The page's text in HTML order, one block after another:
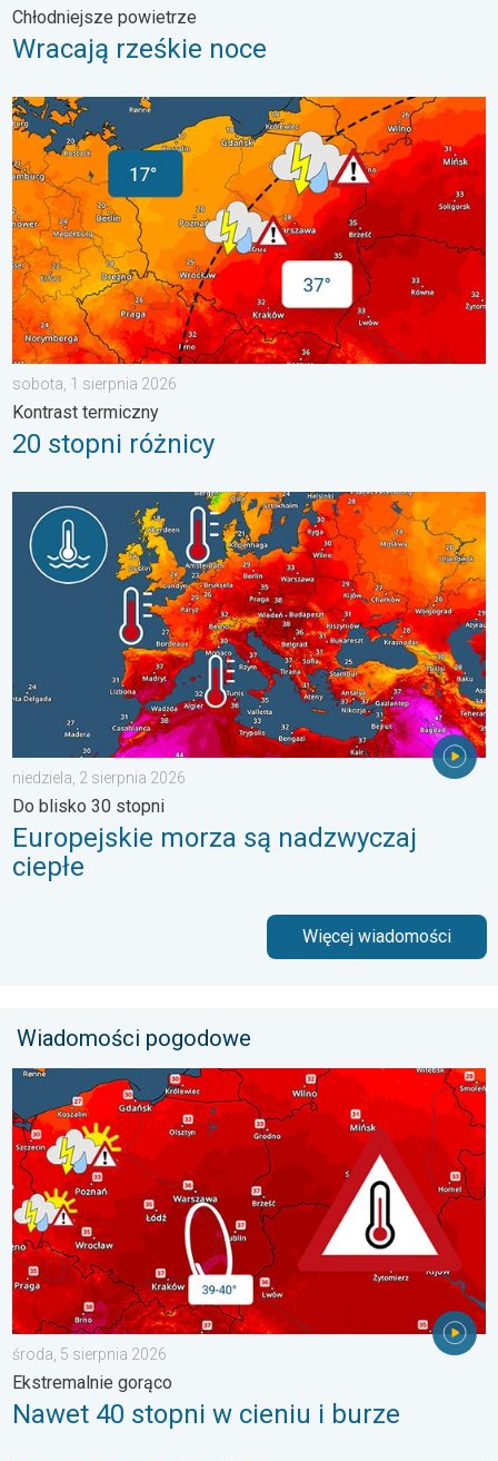
Chłodniejsze powietrze
Wracają rześkie noce
20 stopni różnicy. Kontrast termiczny. . . sobota, 1 sierpnia
sobota, 1 sierpnia 2026
Kontrast termiczny
20 stopni różnicy
Europejskie morza są nadzwyczaj ciepłe. Do blisko 30
niedziela, 2 sierpnia 2026
Do blisko 30 stopni
Europejskie morza są nadzwyczaj
ciepłe
Więcej wiadomości
Wiadomości pogodowe
Nawet 40 stopni w cieniu i burze. Ekstremalnie gorąco. . .
środa, 5 sierpnia 2026
Ekstremalnie gorąco
Nawet 40 stopni w cieniu i burze